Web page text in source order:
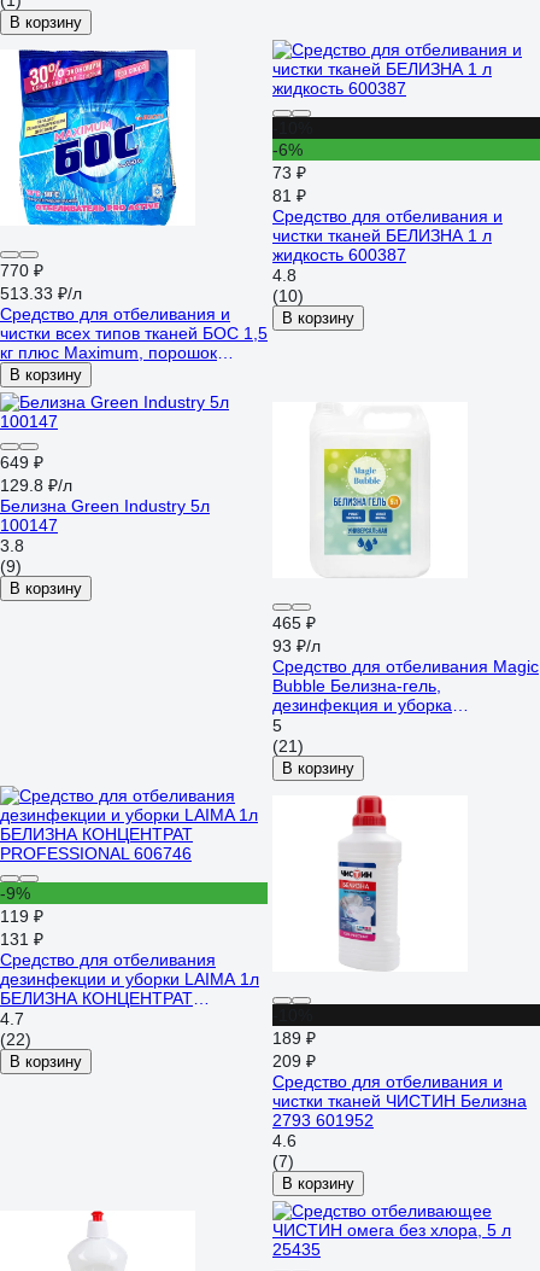
В корзину
770 ₽
513.33 ₽/л
Средство для отбеливания и
чистки всех типов тканей БОС 1,5
кг плюс Maximum, порошок
608743
В корзину
-6%
73 ₽
81 ₽
Средство для отбеливания и
чистки тканей БЕЛИЗНА 1 л
жидкость 600387
4.8
(10)
В корзину
649 ₽
129.8 ₽/л
Белизна Green Industry 5л
100147
3.8
(9)
В корзину
465 ₽
93 ₽/л
Средство для отбеливания Magic
Bubble Белизна-гель,
дезинфекция и уборка
4673744888072
5
(21)
В корзину
-9%
119 ₽
131 ₽
Средство для отбеливания
дезинфекции и уборки LAIMA 1л
БЕЛИЗНА КОНЦЕНТРАТ
PROFESSIONAL 606746
4.7
(22)
В корзину
189 ₽
209 ₽
Средство для отбеливания и
чистки тканей ЧИСТИН Белизна
2793 601952
4.6
(7)
В корзину